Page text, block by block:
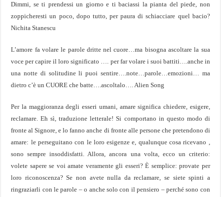
Dimmi, se ti prendessi un giorno e ti baciassi la pianta del piede, non
zoppicheresti un poco, dopo tutto, per paura di schiacciare quel bacio?
Nichita Stanescu
L’amore fa volare le parole dritte nel cuore…ma bisogna ascoltare la sua
voce per capire il loro significato …. per far volare i suoi battiti….anche in
una notte di solitudine li puoi sentire….note…parole…emozioni… ma
dietro c’è un CUORE che batte….ascoltalo…. Alien Song
Per la maggioranza degli esseri umani, amare significa chiedere, esigere,
reclamare. Eh sì, traduzione letterale! Si comportano in questo modo di
fronte al Signore, e lo fanno anche di fronte alle persone che pretendono di
amare: le perseguitano con le loro esigenze e, qualunque cosa ricevano ,
sono sempre insoddisfatti. Allora, ancora una volta, ecco un criterio:
volete sapere se voi amate veramente gli esseri? È semplice: provate per
loro riconoscenza? Se non avete nulla da reclamare, se siete spinti a
ringraziarli con le parole – o anche solo con il pensiero – perché sono con